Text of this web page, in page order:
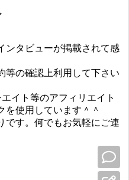
タビューが掲載されて感
の確認上利用して下さい
イト等のアフィリエイト
を使用しています＾＾
す。何でもお気軽にご連